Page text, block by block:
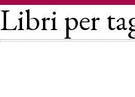
Libri per